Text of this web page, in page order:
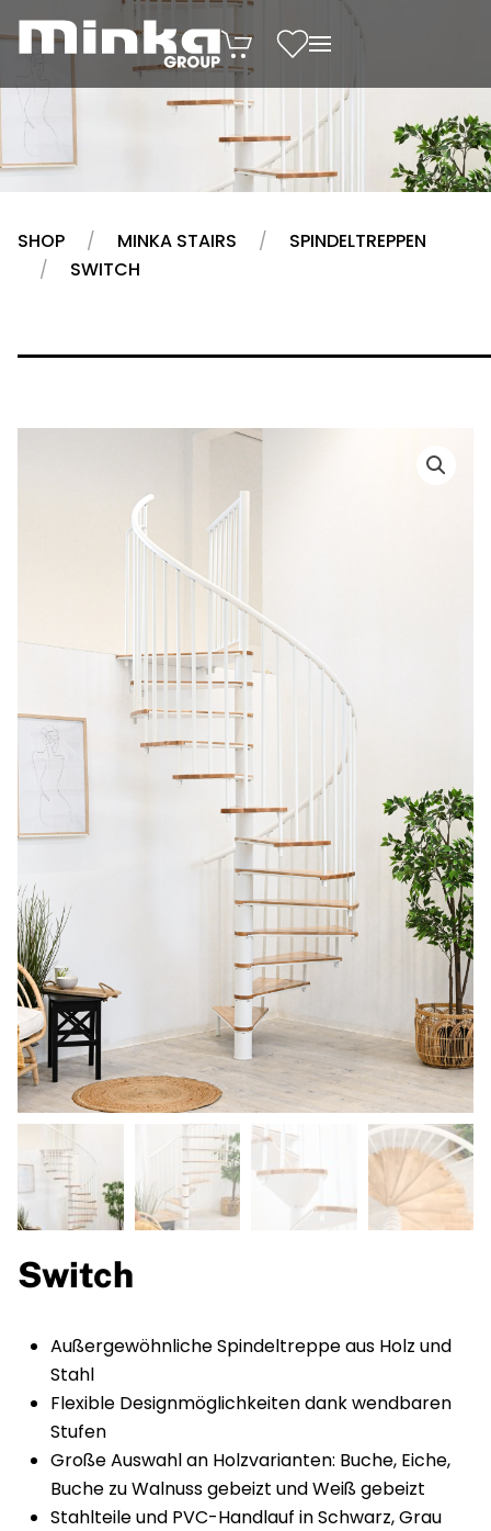
Zum Inhalt springen
SHOP MINKA STAIRS
SPINDELTREPPEN
SWITCH
Switch
Außergewöhnliche Spindeltreppe aus Holz und
Stahl
Flexible Designmöglichkeiten dank wendbaren
Stufen
Große Auswahl an Holzvarianten: Buche, Eiche,
Buche zu Walnuss gebeizt und Weiß gebeizt
Stahlteile und PVC-Handlauf in Schwarz, Grau